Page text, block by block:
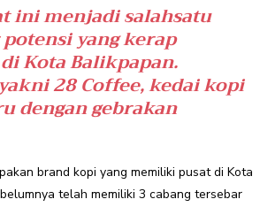
ini menjadi salahsatu
yang kerap
Kota Balikpapan.
28 Coffee, kedai kopi
dengan gebrakan
brand kopi yang memiliki pusat di Kota
telah memiliki 3 cabang tersebar